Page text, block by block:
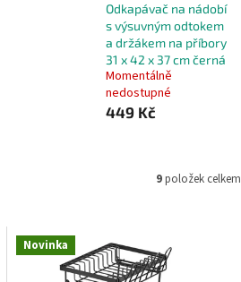
Odkapávač na nádobí
s výsuvným odtokem
a držákem na příbory
31 x 42 x 37 cm černá
Momentálně
nedostupné
449 Kč
9položek celkem
Novinka